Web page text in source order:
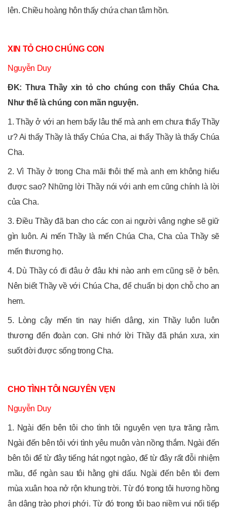
lên. Chiều hoàng hôn thấy chứa chan tâm hồn.
XIN TỎ CHO CHÚNG CON
Nguyễn Duy
ĐK: Thưa Thầy xin tỏ cho chúng con thấy Chúa Cha.
Như thế là chúng con mãn nguyện.
1. Thầy ở với an hem bấy lâu thế mà anh em chưa thấy Thầy
ư? Ai thấy Thầy là thấy Chúa Cha, ai thấy Thầy là thấy Chúa
Cha.
2. Vì Thầy ở trong Cha mãi thôi thế mà anh em không hiểu
được sao? Những lời Thầy nói với anh em cũng chính là lời
của Cha.
3. Điều Thầy đã ban cho các con ai người vâng nghe sẽ giữ
gìn luôn. Ai mến Thầy là mến Chúa Cha, Cha của Thầy sẽ
mến thương họ.
4. Dù Thầy có đi đâu ở đâu khi nào anh em cũng sẽ ở bên.
Nên biết Thầy về với Chúa Cha, để chuẩn bị dọn chỗ cho an
hem.
5. Lòng cậy mến tin nay hiến dâng, xin Thầy luôn luôn
thương đến đoàn con. Ghi nhớ lời Thầy đã phán xưa, xin
suốt đời được sống trong Cha.
CHO TÌNH TÔI NGUYÊN VẸN
Nguyễn Duy
1. Ngài đến bên tôi cho tình tôi nguyên vẹn tựa trăng rằm.
Ngài đến bên tôi với tình yêu muôn vàn nồng thắm. Ngài đến
bên tôi để từ đây tiếng hát ngọt ngào, để từ đây rất đỗi nhiệm
mầu, để ngàn sau tôi hằng ghi dấu. Ngài đến bên tôi đem
mùa xuân hoa nở rộn khung trời. Từ đó trong tôi hương hồng
ân dâng trào phơi phới. Từ đó trong tôi bao niềm vui nối tiếp